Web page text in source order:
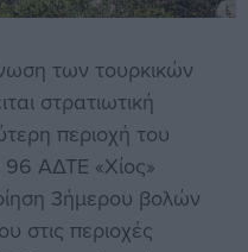
των τουρκικών
στρατιωτική
περιοχή του
ΑΔΤΕ «Χίος»
3ήμερου βολών
στις περιοχές